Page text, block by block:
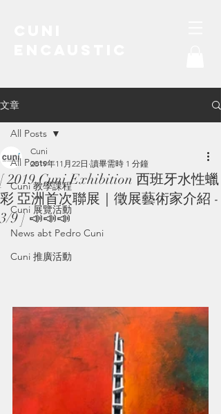
文章
All Posts
Cuni 教學課程
Cuni 展覽活動
News abt Pedro Cuni
Cuni 推廣活動
All Posts
[ 2019 Cuni Exhibition 西班牙水性蠟
彩 亞洲首次聯展｜徵展藝術家介紹 -
3/9 ] 📣📣📣
Cuni
2019年11月22日 讀畢需時 1 分鐘